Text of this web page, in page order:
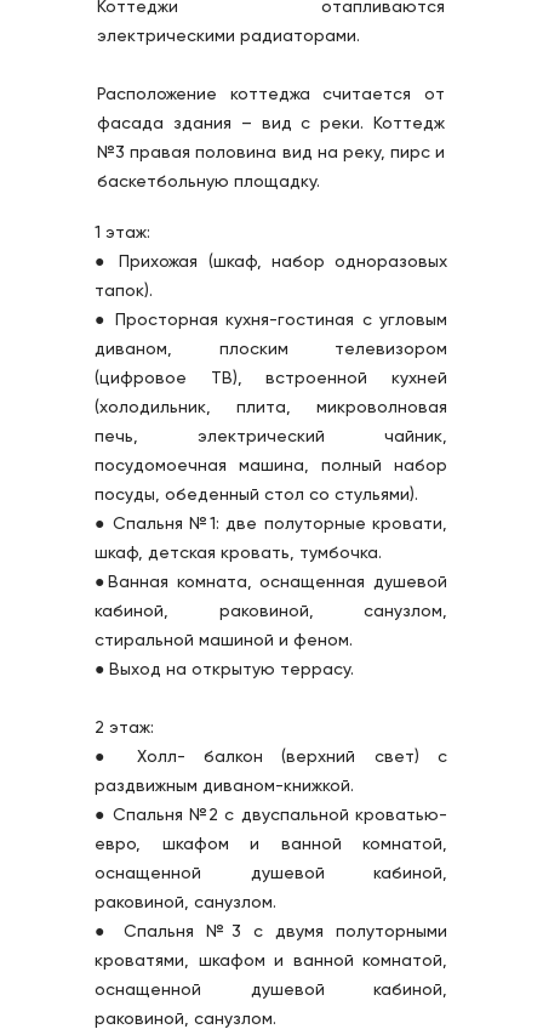
Коттеджи отапливаются
электрическими радиаторами.
Расположение коттеджа считается от
фасада здания – вид с реки. Коттедж
№3 правая половина вид на реку, пирс и
баскетбольную площадку.
1 этаж:
● Прихожая (шкаф, набор одноразовых
тапок).
● Просторная кухня-гостиная с угловым
диваном, плоским телевизором
(цифровое ТВ), встроенной кухней
(холодильник, плита, микроволновая
печь, электрический чайник,
посудомоечная машина, полный набор
посуды, обеденный стол со стульями).
● Спальня №1: две полуторные кровати,
шкаф, детская кровать, тумбочка.
●Ванная комната, оснащенная душевой
кабиной, раковиной, санузлом,
стиральной машиной и феном.
● Выход на открытую террасу.
2 этаж:
● Холл- балкон (верхний свет) с
раздвижным диваном-книжкой.
● Спальня №2 с двуспальной кроватью-
евро, шкафом и ванной комнатой,
оснащенной душевой кабиной,
раковиной, санузлом.
● Спальня №3 с двумя полуторными
кроватями, шкафом и ванной комнатой,
оснащенной душевой кабиной,
раковиной, санузлом.